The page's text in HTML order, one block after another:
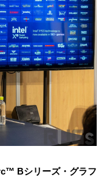
Bシリーズ・グラフ